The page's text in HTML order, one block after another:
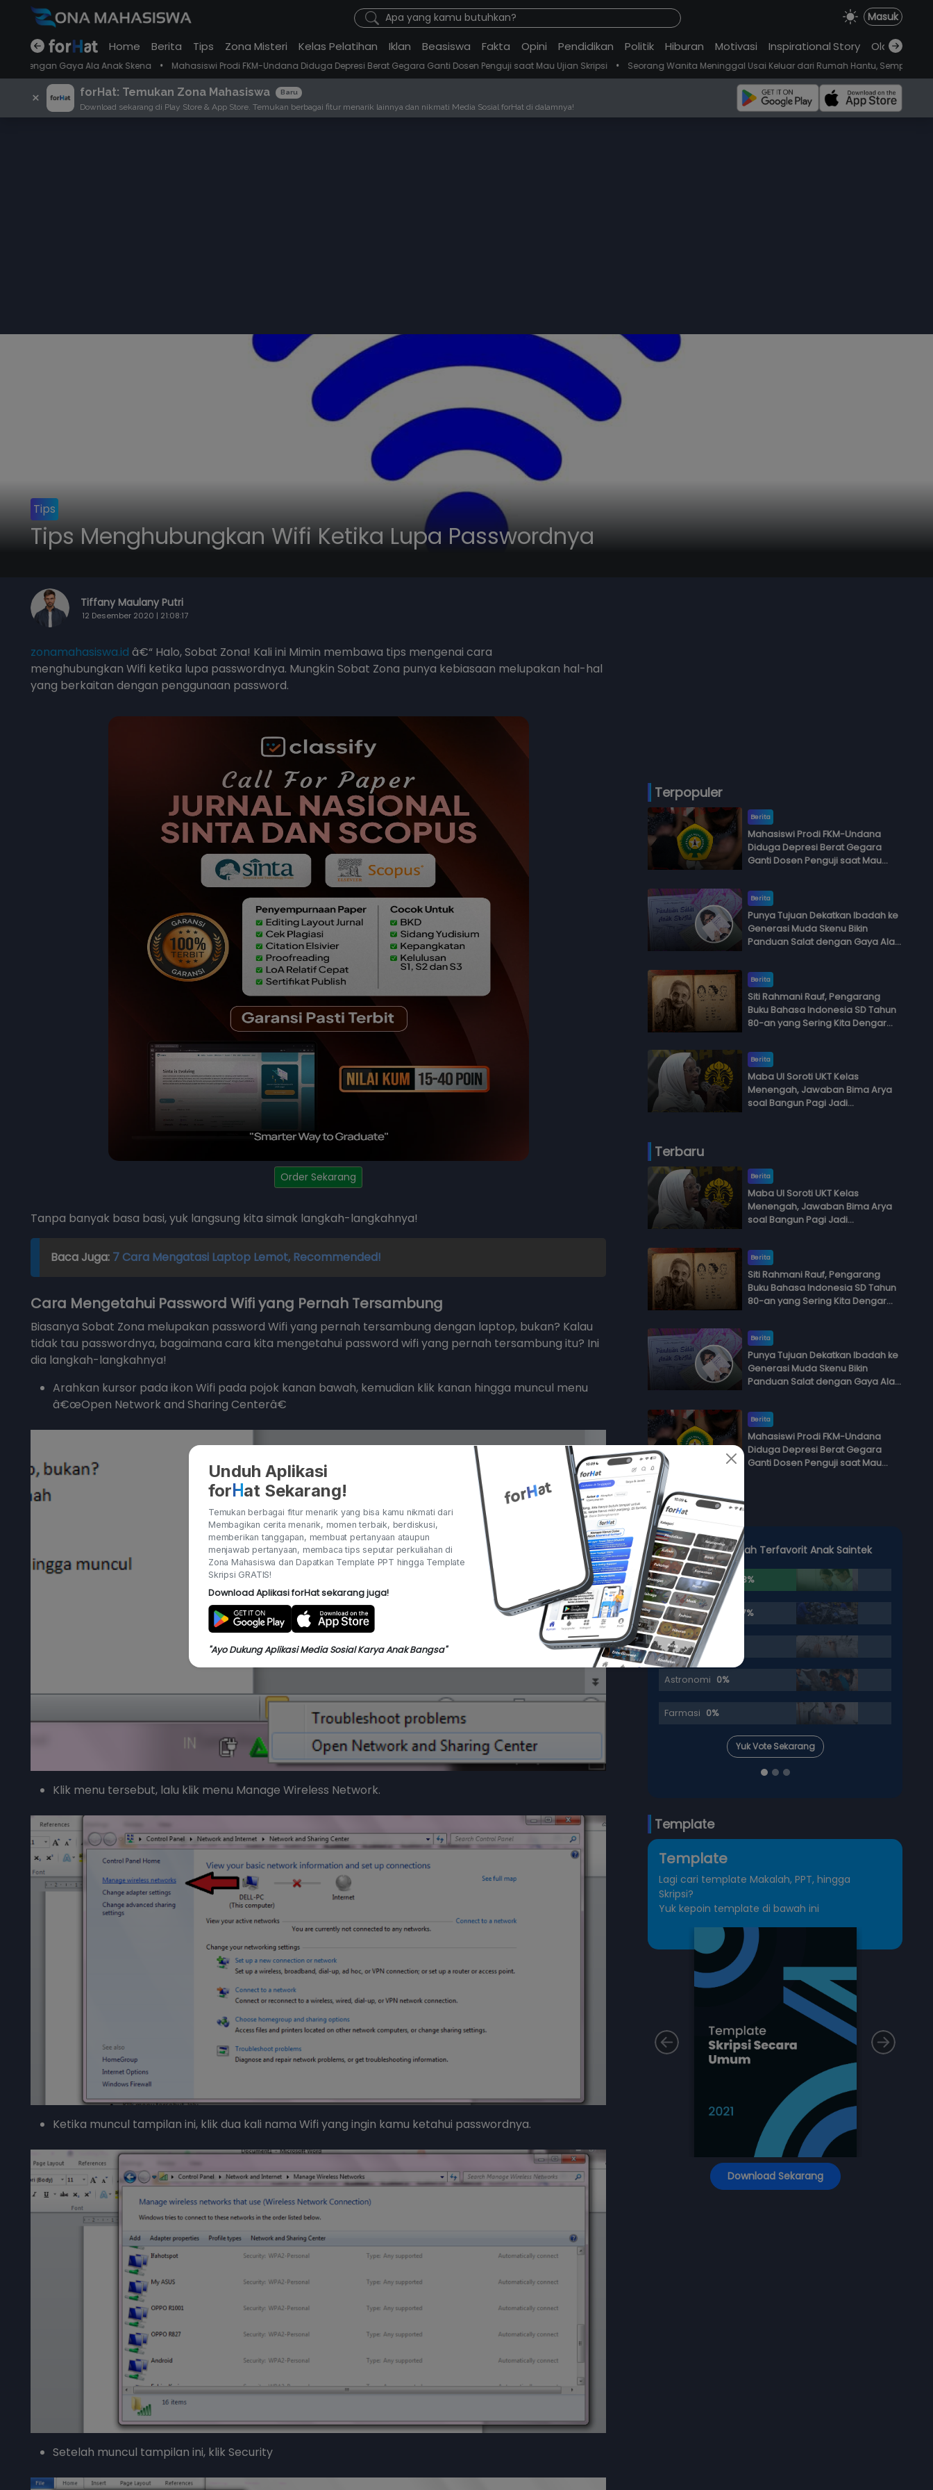
Apa yang kamu butuhkan? Masuk
Home Berita Tips Zona Misteri Kelas Pelatihan Iklan Beasiswa Fakta Opini Pendidikan Politik Hiburan Motivasi InspirationalStory Olahraga
Gaya Ala Anak Skena • Mahasiswi Prodi FKM-Undana Diduga Depresi Berat Gegara Ganti Dosen Penguji saat Mau Ujian Skripsi • Seorang Wanita Meninggal Usai Keluar dari Rumah Hantu, Sempat Lari dan Pingsan
× forHat: Temukan Zona Mahasiswa Baru
Download sekarang di Play Store & App Store. Temukan berbagai fitur menarik lainnya dan nikmati Media Sosial forHat di dalamnya!
Unduh Aplikasi
forHat Sekarang!
Temukan berbagai fitur menarik yang bisa kamu nikmati dari
Membagikan cerita menarik, momen terbaik, berdiskusi,
memberikan tanggapan, membuat pertanyaan ataupun
menjawab pertanyaan, membaca tips seputar perkuliahan di
Zona Mahasiswa dan Dapatkan Template PPT hingga Template
Skripsi GRATIS!
Download Aplikasi forHat sekarang juga!
"Ayo Dukung Aplikasi Media Sosial Karya Anak Bangsa"
Tips
Tips Menghubungkan Wifi Ketika Lupa Passwordnya
Tiffany Maulany Putri
12 Desember 2020 | 21:08:17
zonamahasiswa.id â€“ Halo, Sobat Zona! Kali ini Mimin membawa tips mengenai cara
menghubungkan Wifi ketika lupa passwordnya. Mungkin Sobat Zona punya kebiasaan melupakan hal-hal
yang berkaitan dengan penggunaan password.
Order Sekarang
Tanpa banyak basa basi, yuk langsung kita simak langkah-langkahnya!
Baca Juga: 7 Cara Mengatasi Laptop Lemot, Recommended!
Cara Mengetahui Password Wifi yang Pernah Tersambung
Biasanya Sobat Zona melupakan password Wifi yang pernah tersambung dengan laptop, bukan? Kalau
tidak tau passwordnya, bagaimana cara kita mengetahui password wifi yang pernah tersambung itu? Ini
dia langkah-langkahnya!
Arahkan kursor pada ikon Wifi pada pojok kanan bawah, kemudian klik kanan hingga muncul menu
â€œOpen Network and Sharing Centerâ€
Klik menu tersebut, lalu klik menu Manage Wireless Network.
Ketika muncul tampilan ini, klik dua kali nama Wifi yang ingin kamu ketahui passwordnya.
Setelah muncul tampilan ini, klik Security
Terpopuler
Berita
Mahasiswi Prodi FKM-Undana
Diduga Depresi Berat Gegara
Ganti Dosen Penguji saat Mau
Berita
Punya Tujuan Dekatkan Ibadah ke
Generasi Muda Skenu Bikin
Panduan Salat dengan Gaya Ala
Berita
Siti Rahmani Rauf, Pengarang
Buku Bahasa Indonesia SD Tahun
80-an yang Sering Kita Dengar
Adik Budi
Berita
Maba UI Soroti UKT Kelas
Menengah, Jawaban Bima Arya
soal Bangun Pagi Jadi
Terbaru
Berita
Maba UI Soroti UKT Kelas
Menengah, Jawaban Bima Arya
soal Bangun Pagi Jadi
Berita
Siti Rahmani Rauf, Pengarang
Buku Bahasa Indonesia SD Tahun
80-an yang Sering Kita Dengar
Adik Budi
Berita
Punya Tujuan Dekatkan Ibadah ke
Generasi Muda Skenu Bikin
Panduan Salat dengan Gaya Ala
Berita
Mahasiswi Prodi FKM-Undana
Diduga Depresi Berat Gegara
Ganti Dosen Penguji saat Mau
Polling
3 Jurusan Kuliah Terfavorit Anak Saintek
83.33%
Teknik Mesin 16.67%
Arsitektur 0%
3 Jurusan Kuliah Terfavorit
Psikologi 25%
Hubungan Internasional
Ilmu Komunikasi 12.5%
Sosiologi 12.5%
Template
Template
Lagi cari template Makalah, PPT, hingga
Skripsi?
Yuk kepoin template di bawah ini
Download Sekarang